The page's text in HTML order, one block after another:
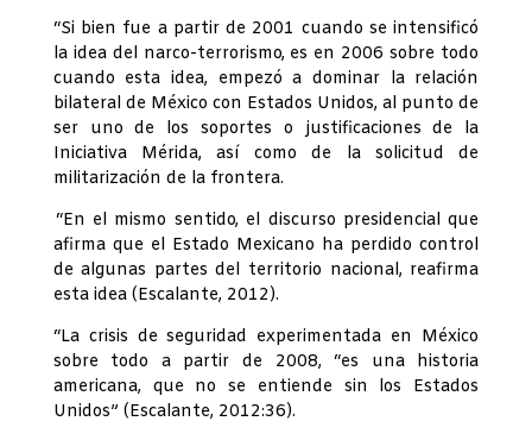
“Si bien fue a partir de 2001 cuando se intensificó
la idea del narco-terrorismo, es en 2006 sobre todo
cuando esta idea, empezó a dominar la relación
bilateral de México con Estados Unidos, al punto de
ser uno de los soportes o justificaciones de la
Iniciativa Mérida, así como de la solicitud de
militarización de la frontera.
“En el mismo sentido, el discurso presidencial que
afirma que el Estado Mexicano ha perdido control
de algunas partes del territorio nacional, reafirma
esta idea (Escalante, 2012).
“La crisis de seguridad experimentada en México
sobre todo a partir de 2008, “es una historia
americana, que no se entiende sin los Estados
Unidos” (Escalante, 2012:36).